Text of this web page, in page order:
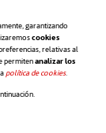
garantizando
cookies
relativas al
permitenanalizar los
política de cookiesse abre en
.